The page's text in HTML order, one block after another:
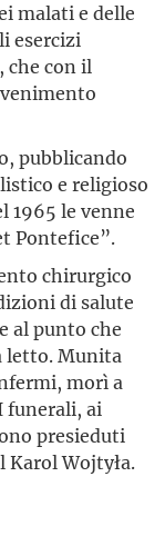
malati e delle
esercizi
che con il
pubblicando
e religioso
1965 le venne
Pontefice”.
chirurgico
di salute
al punto che
letto. Munita
morì a
funerali, ai
presieduti
Karol Wojtyła.